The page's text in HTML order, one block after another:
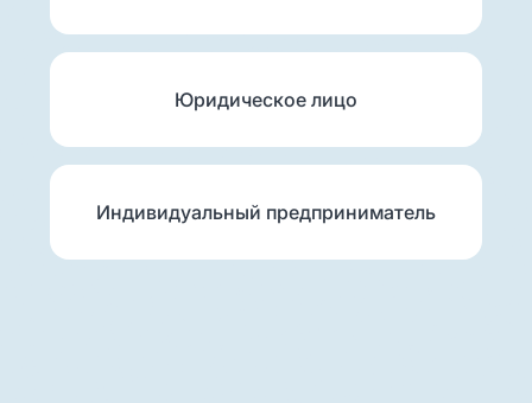
Юридическое лицо
Индивидуальный предприниматель